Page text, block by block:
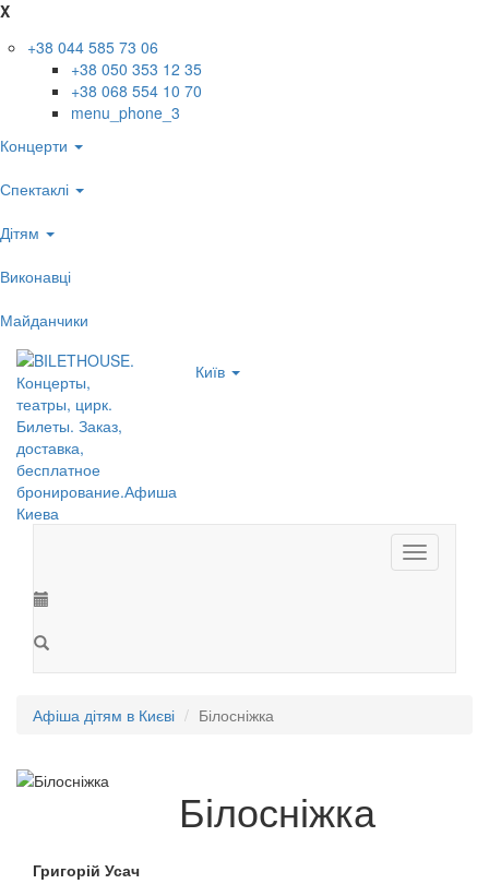
X
+38 044 585 73 06
+38 050 353 12 35
+38 068 554 10 70
menu_phone_3
Концерти
Спектаклі
Дітям
Виконавці
Майданчики
Київ
Toggle
navigation
Афіша дітям в Києві Білосніжка
Білосніжка
Григорій Усач